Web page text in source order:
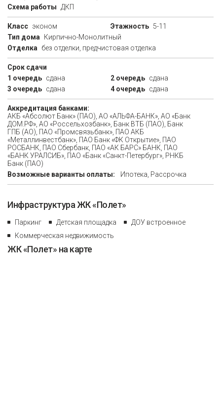
Схема работы
ДКП
Класс эконом Этажность 5-11
Тип дома
Кирпично-Монолитный
Отделка
без отделки, предчистовая отделка
Срок сдачи
1 очередь сдана 2 очередь сдана
3 очередь сдана 4 очередь сдана
Аккредитация банками:
АКБ «Абсолют Банк» (ПАО), АО «АЛЬФА-БАНК», АО «Банк
ДОМ.РФ», АО «Россельхозбанк», Банк ВТБ (ПАО), Банк
ГПБ (АО), ПAO «Промсвязьбанк», ПАО АКБ
«Металлинвестбанк», ПАО Банк «ФК Открытие», ПАО
РОСБАНК, ПАО Сбербанк, ПАО «АК БАРС» БАНК, ПАО
«БАНК УРАЛСИБ», ПАО «Банк «Санкт-Петербург», РНКБ
Банк (ПАО)
Возможные варианты оплаты:
Ипотека, Рассрочка
Инфраструктура ЖК «Полет»
Паркинг Детская площадка
ДОУ встроенное
Коммерческая недвижимость
ЖК «Полет» на карте